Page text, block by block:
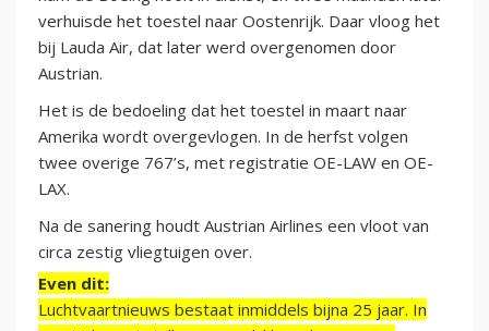
verhuisde het toestel naar Oostenrijk. Daar vloog het
bij Lauda Air, dat later werd overgenomen door
Austrian.
Het is de bedoeling dat het toestel in maart naar
Amerika wordt overgevlogen. In de herfst volgen
twee overige 767’s, met registratie OE-LAW en OE-
LAX.
Na de sanering houdt Austrian Airlines een vloot van
circa zestig vliegtuigen over.
Even dit:
Luchtvaartnieuws bestaat inmiddels bijna 25 jaar. In